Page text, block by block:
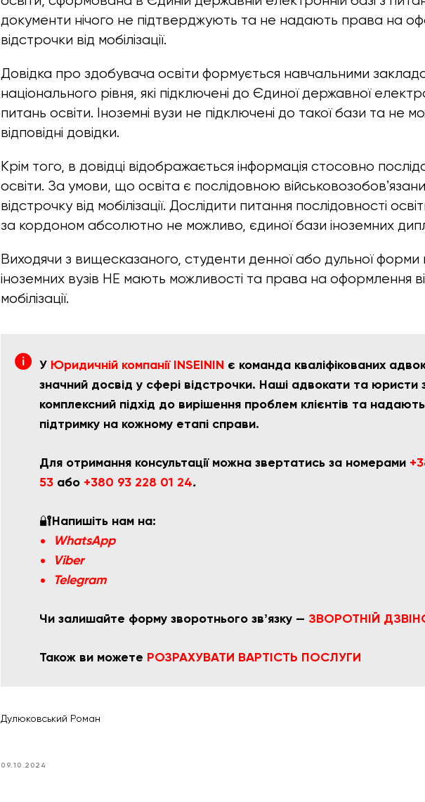
документи нічого не підтверджують та не надають права на
відстрочки від мобілізації.
Довідка про здобувача освіти формується навчальними
національного рівня, які підключені до Єдиної державної
питань освіти. Іноземні вузи не підключені до такої бази та не
відповідні довідки.
Крім того, в довідці відображається інформація стосовно
освіти. За умови, що освіта є послідовною
відстрочку від мобілізації. Дослідити питання послідовності
за кордоном абсолютно не можливо, єдиної бази іноземних
Виходячи з вищесказаного, студенти денної або дульної форми
іноземних вузів НЕ мають можливості та права на оформлення
мобілізації.
У Юридичній компанії INSEININ є команда кваліфікованих
значний досвід у сфері відстрочки. Наші адвокати та юристи
комплексний підхід до вирішення проблем клієнтів та
підтримку на кожному етапі справи.
Для отримання консультації можна звертатись за номерами
53 або +380 93 228 01 24.
🔐Напишіть нам на:
WhatsApp
Viber
Telegram
Чи залишайте форму зворотнього звʼязку — ЗВОРОТНІЙ
Також ви можете РОЗРАХУВАТИ ВАРТІСТЬ ПОСЛУГИ
Дулюковський Роман
09.10.2024